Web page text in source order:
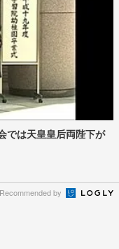
は天皇皇后両陛下が
Recommended by